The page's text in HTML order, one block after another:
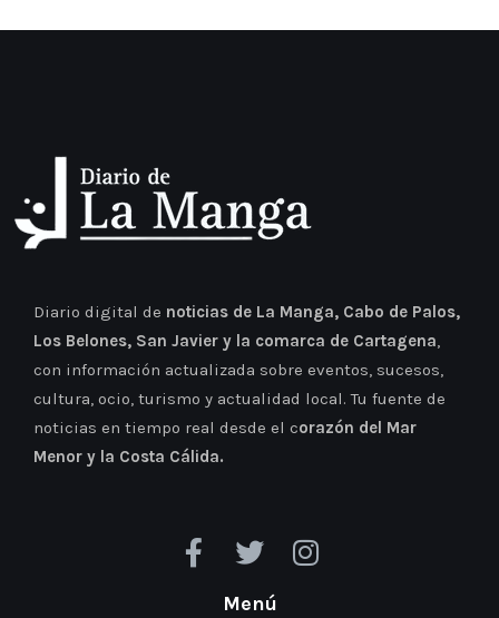
Diario digital de noticias de La Manga, Cabo de Palos,
Los Belones, San Javier y la comarca de Cartagena,
con información actualizada sobre eventos, sucesos,
cultura, ocio, turismo y actualidad local. Tu fuente de
noticias en tiempo real desde el corazón del Mar
Menor y la Costa Cálida.
Menú